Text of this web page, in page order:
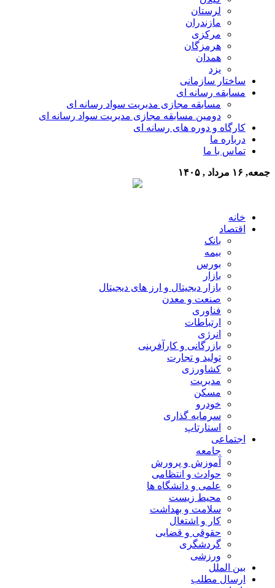
لرستان
مازندران
مرکزی
هرمزگان
همدان
یزد
ساختار سازمانی
مسابقه رسانه ای
مسابقه مجازی مدیریت سواد رسانه ای
دومین مسابقه مجازی مدیریت سواد رسانه ای
کارگاه و دوره های رسانه ای
درباره ما
تماس با ما
جمعه, ۱۶ مرداد , ۱۴۰۵
خانه
اقتصاد
بانک
بیمه
بورس
بازار
بازار دیجیتال و ارز های دیجیتال
صنعت و معدن
فناوری
ارتباطات
انرژی
بازرگانی و کارآفرینی
تولید و تجارت
کشاورزی
مدیریت
مسکن
خودرو
سرمایه گذاری
استارتاپ
اجتماعی
جامعه
آموزش و پرورش
حوادث و انتظامی
علمی و دانشگاه ها
محیط زیست
سلامت و بهداشت
کار و اشتغال
حقوقی و قضایی
گردشگری
ورزشی
بین الملل
ارسال مطلب